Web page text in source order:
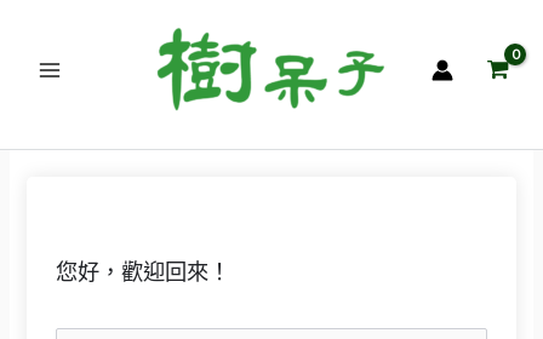
內
您好，歡迎回來！